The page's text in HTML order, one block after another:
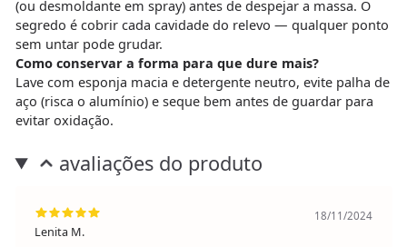
(ou desmoldante em spray) antes de despejar a massa. O
segredo é cobrir cada cavidade do relevo — qualquer ponto
sem untar pode grudar.
Como conservar a forma para que dure mais?
Lave com esponja macia e detergente neutro, evite palha de
aço (risca o alumínio) e seque bem antes de guardar para
evitar oxidação.
avaliações do produto
Lenita M.
18/11/2024